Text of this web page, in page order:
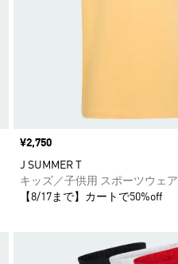
価格
¥2,750
J SUMMER T
キッズ／子供用 スポーツウェア
【8/17まで】カートで50%off
ほしいものリストに追加